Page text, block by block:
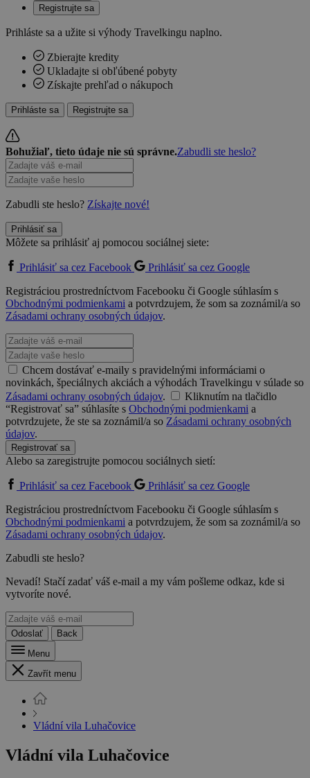
Registrujte sa
Prihláste sa a užite si výhody Travelkingu naplno.
Zbierajte kredity
Ukladajte si obľúbené pobyty
Získajte prehľad o nákupoch
Prihláste sa Registrujte sa
Bohužiaľ, tieto údaje nie sú správne.Zabudli ste heslo?
Zabudli ste heslo? Získajte nové!
Prihlásiť sa
Môžete sa prihlásiť aj pomocou sociálnej siete:
Prihlásiť sa cez Facebook
Prihlásiť sa cez Google
Registráciou prostredníctvom Facebooku či Google súhlasím s
Obchodnými podmienkami a potvrdzujem, že som sa zoznámil/a so
Zásadami ochrany osobných údajov.
Chcem dostávať e-maily s pravidelnými informáciami o
novinkách, špeciálnych akciách a výhodách Travelkingu v súlade so
Zásadami ochrany osobných údajov.
Kliknutím na tlačidlo
“Registrovať sa” súhlasíte s Obchodnými podmienkami a
potvrdzujete, že ste sa zoznámil/a so Zásadami ochrany osobných
údajov.
Registrovať sa
Alebo sa zaregistrujte pomocou sociálnych sietí:
Prihlásiť sa cez Facebook
Prihlásiť sa cez Google
Registráciou prostredníctvom Facebooku či Google súhlasím s
Obchodnými podmienkami a potvrdzujem, že som sa zoznámil/a so
Zásadami ochrany osobných údajov.
Zabudli ste heslo?
Nevadí! Stačí zadať váš e-mail a my vám pošleme odkaz, kde si
vytvoríte nové.
Odoslať
Back
Menu
Zavřít menu
Vládní vila Luhačovice
Vládní vila Luhačovice